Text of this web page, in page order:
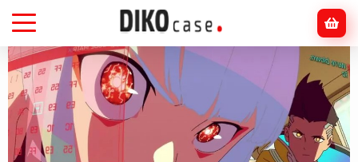
Головна Аніме Як аніме вплинуло на сучасні відеоігри